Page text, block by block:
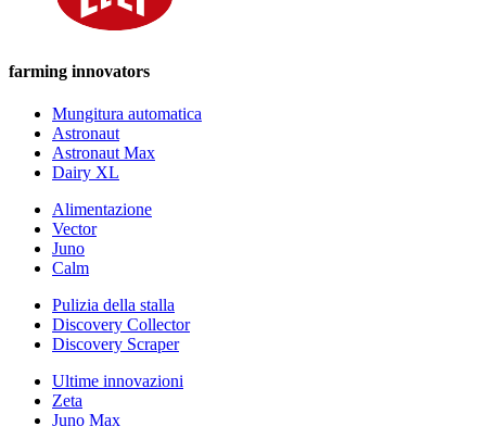
farming innovators
Mungitura automatica
Astronaut
Astronaut Max
Dairy XL
Alimentazione
Vector
Juno
Calm
Pulizia della stalla
Discovery Collector
Discovery Scraper
Ultime innovazioni
Zeta
Juno Max